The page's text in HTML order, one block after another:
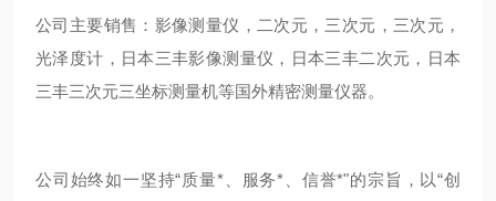
公司主要销售：影像测量仪，二次元，三次元，三次元，
光泽度计，日本三丰影像测量仪，日本三丰二次元，日本
三丰三次元三坐标测量机等国外精密测量仪器。
公司始终如一坚持“质量*、服务*、信誉*"的宗旨，以“创